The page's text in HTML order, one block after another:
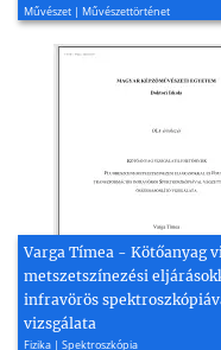
Művészet | Művészettörténet
Varga Tímea - Kötőanyag
metszetszínezési
infravörös
vizsgálata
Fizika | Spektroszkópia